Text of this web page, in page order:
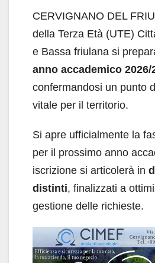
CERVIGNANO DEL
della Terza Età (UTE)
e Bassa friulana si
anno accademico 2026/
confermandosi un punto
vitale per il territorio.
Si apre ufficialmente la
per il prossimo anno
iscrizione si articolerà in
distinti, finalizzati a
gestione delle richieste.